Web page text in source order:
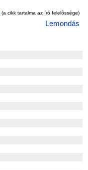
(a cikk tartalma az író felelõssége)
Lemondás